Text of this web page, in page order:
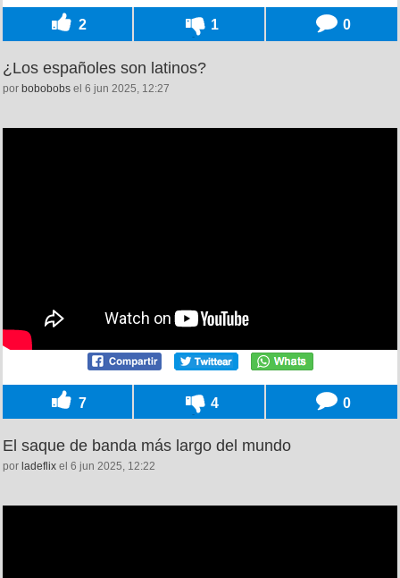
2 1 0
¿Los españoles son latinos?
por bobobobs el 6 jun 2025, 12:27
7 4 0
El saque de banda más largo del mundo
por ladeflix el 6 jun 2025, 12:22